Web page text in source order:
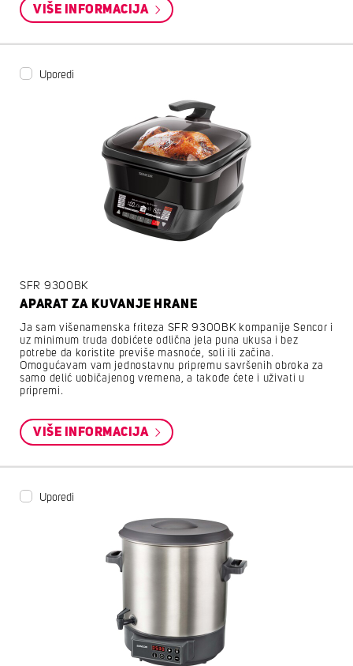
VIŠE INFORMACIJA
Uporedi
SFR 9300BK
APARAT ZA KUVANJE HRANE
Ja sam višenamenska friteza SFR 9300BK kompanije Sencor i
uz minimum truda dobićete odlična jela puna ukusa i bez
potrebe da koristite previše masnoće, soli ili začina.
Omogućavam vam jednostavnu pripremu savršenih obroka za
samo delić uobičajenog vremena, a takođe ćete i uživati u
pripremi.
VIŠE INFORMACIJA
Uporedi